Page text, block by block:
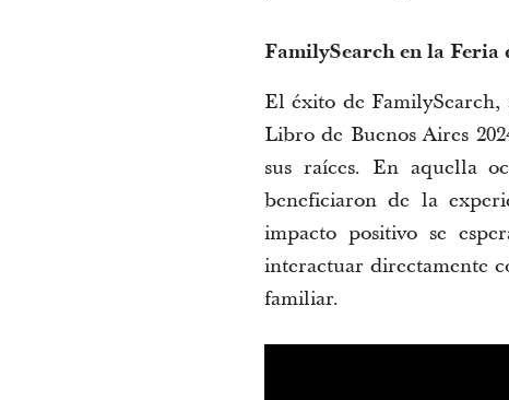
FamilySearch en la Feria
El éxito de FamilySearch,
Libro de Buenos Aires
sus raíces. En aquella
beneficiaron de la
impacto positivo se
interactuar directamente
familiar.